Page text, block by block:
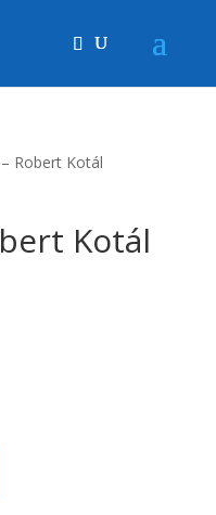
Robert Kotál
Kotál